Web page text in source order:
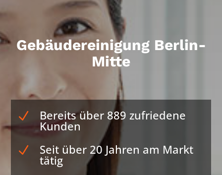
Gebäudereinigung Berlin-
Mitte
N Bereits über 889 zufriedene
Kunden
N Seit über 20 Jahren am Markt
tätig